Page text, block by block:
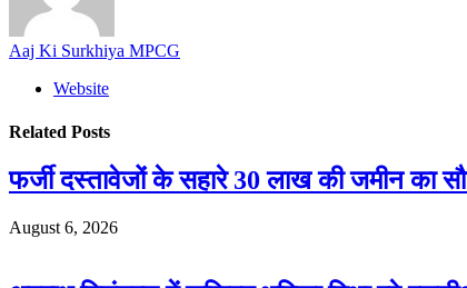
Aaj Ki Surkhiya MPCG
Website
Related Posts
फर्जी दस्तावेजों के सहारे 30 लाख की जमीन का
August 6, 2026